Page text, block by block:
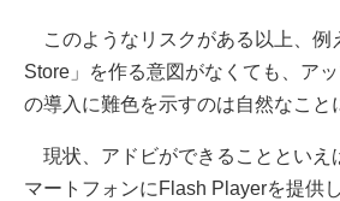
このようなリスクがある以上、例
Store」を作る意図がなくても、ア
の導入に難色を示すのは自然なこと
現状、アドビができることといえ
マートフォンにFlash Playerを提供